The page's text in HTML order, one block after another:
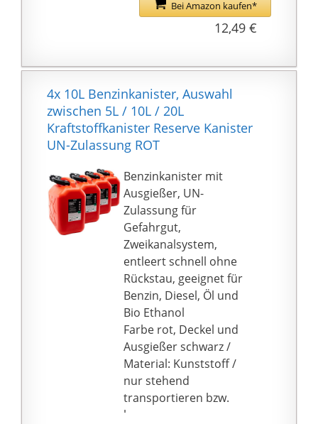
und Gefahrgütern
SICHER: Der cartrend
Prüfung unterzogen
und erfüllt damit alle
Anforderungen zur
Aufbewahrung und zum
Transport von Diesel
und leichaltigen
Kraftstoffen
Bei Amazon kaufen*
12,49 €
4x 10L Benzinkanister, Auswahl
zwischen 5L / 10L / 20L
Kraftstoffkanister Reserve Kanister
UN-Zulassung ROT
Benzinkanister mit
Ausgießer, UN-
Zulassung für
Gefahrgut,
Zweikanalsystem,
entleert schnell ohne
Rückstau, geeignet für
Benzin, Diesel, Öl und
Bio Ethanol
Farbe rot, Deckel und
Ausgießer schwarz /
Material: Kunststoff /
nur stehend
transportieren bzw.
lagern